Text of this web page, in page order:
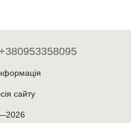
+380953358095
сайту